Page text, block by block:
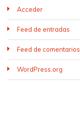
Acceder
Feed de entradas
Feed de comentarios
WordPress.org